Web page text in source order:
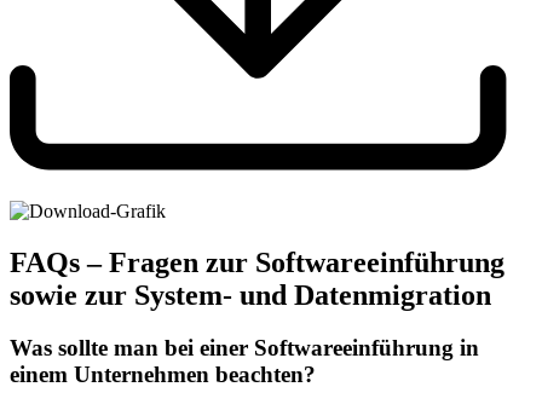
FAQs – Fragen zur Softwareeinführung
sowie zur System- und Datenmigration
Was sollte man bei einer Softwareeinführung in
einem Unternehmen beachten?